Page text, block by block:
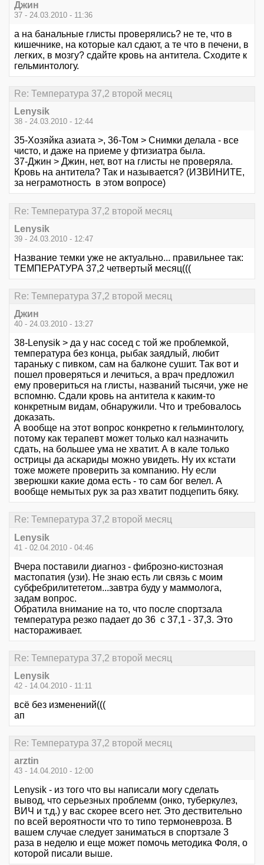
Джин
37 - 24.03.2010 - 11:36
а на банальные глисты проверялись? не те, что в
кишечнике, на которые кал сдают, а те что в печени, в
легких, в мозгу? сдайте кровь на антитела. Сходите к
гельминтологу.
Re: Температура 37,2 второй месяц
Lenysik
38 - 24.03.2010 - 12:44
35-Хозяйка азиата >, 36-Том > Снимки делала - все
чисто, и даже на приеме у фтизиатра была.
37-Джин > Джин, нет, вот на глисты не проверяла.
Кровь на антитела? Так и называется? (ИЗВИНИТЕ,
за неграмотность в этом вопросе)
Re: Температура 37,2 второй месяц
Lenysik
39 - 24.03.2010 - 12:47
Название темки уже не актуально... правильнее так:
ТЕМПЕРАТУРА 37,2 четвертый месяц(((
Re: Температура 37,2 второй месяц
Джин
40 - 24.03.2010 - 13:27
38-Lenysik > да у нас сосед с той же проблемкой,
температура без конца, рыбак заядлый, любит
тараньку с пивком, сам на балконе сушит. Так вот и
пошел проверяться и лечиться, а врач предложил
ему провериться на глисты, названий тысячи, уже не
вспомню. Сдали кровь на антитела к каким-то
конкретным видам, обнаружили. Что и требовалось
доказать.
А вообще на этот вопрос конкретно к гельминтологу,
потому как терапевт может только кал назначить
сдать, на большее ума не хватит. А в кале только
острицы да аскариды можно увидеть. Ну их кстати
тоже можете проверить за компанию. Ну если
зверюшки какие дома есть - то сам бог велел. А
вообще немытых рук за раз хватит подцепить бяку.
Re: Температура 37,2 второй месяц
Lenysik
41 - 02.04.2010 - 04:46
Вчера поставили диагноз - фиброзно-кистозная
мастопатия (узи). Не знаю есть ли связь с моим
субфебрилитететом...завтра буду у маммолога,
задам вопрос.
Обратила внимание на то, что после спортзала
температура резко падает до 36 с 37,1 - 37,3. Это
настораживает.
Re: Температура 37,2 второй месяц
Lenysik
42 - 14.04.2010 - 11:11
всё без изменений(((
ап
Re: Температура 37,2 второй месяц
arztin
43 - 14.04.2010 - 12:00
Lenysik - из того что вы написали могу сделать
вывод, что серьезных проблемм (онко, туберкулез,
ВИЧ и т.д.) у вас скорее всего нет. Это дествительно
по всей вероятности что то типо термоневроза. В
вашем случае следует заниматься в спортзале 3
раза в неделю и еще может помочь методика Фоля, о
которой писали выше.